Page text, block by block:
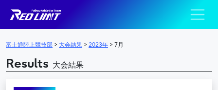
メインナビゲーション
陸上競技部 –
富士通陸上競技部 > 大会結果 > 2023年 > 7月
Results 大会結果